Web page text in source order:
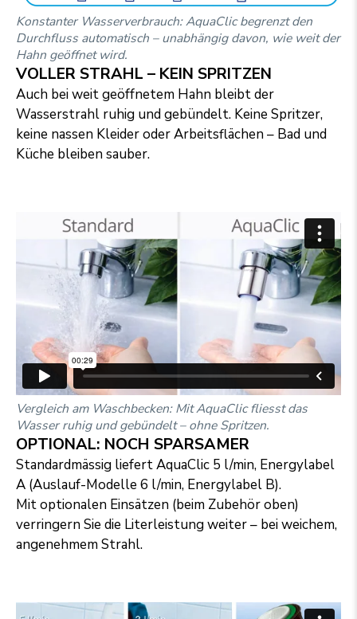
Konstanter Wasserverbrauch: AquaClic begrenzt den
Durchfluss automatisch – unabhängig davon, wie weit der
Hahn geöffnet wird.
VOLLER STRAHL – KEIN SPRITZEN
Auch bei weit geöffnetem Hahn bleibt der
Wasserstrahl ruhig und gebündelt. Keine Spritzer,
keine nassen Kleider oder Arbeitsflächen – Bad und
Küche bleiben sauber.
Vergleich am Waschbecken: Mit AquaClic fliesst das
Wasser ruhig und gebündelt – ohne Spritzen.
OPTIONAL: NOCH SPARSAMER
Standardmässig liefert AquaClic 5 l/min, Energylabel
A (Auslauf-Modelle 6 l/min, Energylabel B).
Mit optionalen Einsätzen (beim Zubehör oben)
verringern Sie die Literleistung weiter – bei weichem,
angenehmem Strahl.